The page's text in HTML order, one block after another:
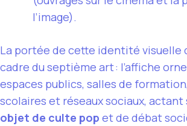
l’image).
La portée de cette identité visuelle
cadre du septième art : l’affiche
espaces publics, salles de
scolaires et réseaux sociaux,
objet de culte pop et de débat